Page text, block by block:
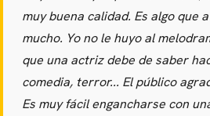
muy buena calidad. Es algo que
mucho. Yo no le huyo al
que una actriz debe de saber
comedia, terror... El público
Es muy fácil engancharse con